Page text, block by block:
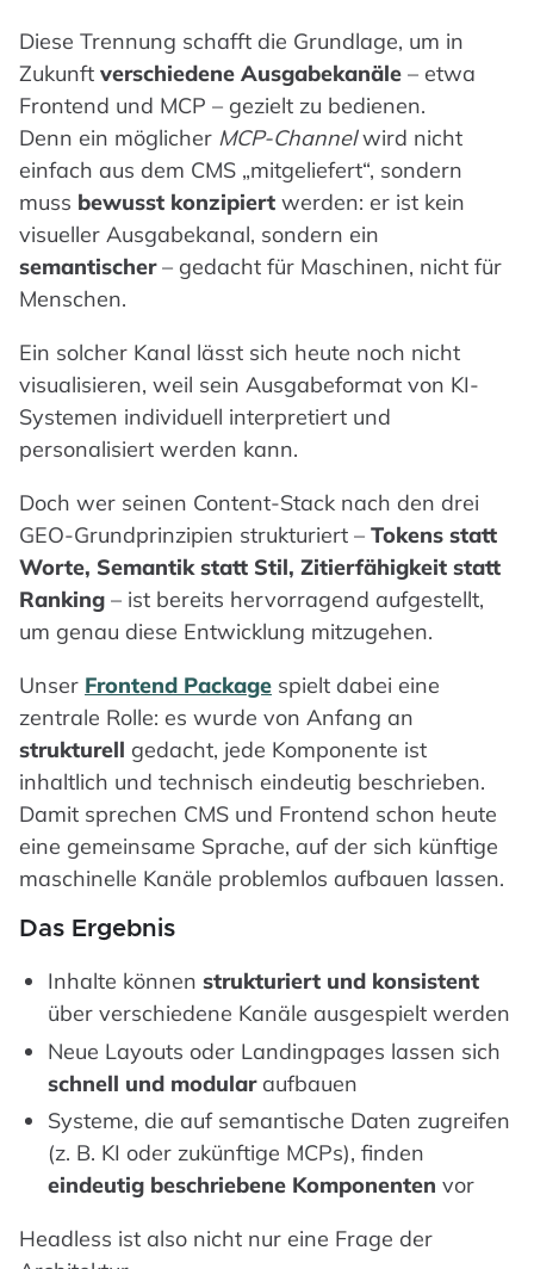
Diese Trennung schafft die Grundlage, um in
Zukunft verschiedene Ausgabekanäle – etwa
Frontend und MCP – gezielt zu bedienen.
Denn ein möglicher MCP-Channelwird nicht
einfach aus dem CMS „mitgeliefert“, sondern
muss bewusst konzipiert werden: er ist kein
visueller Ausgabekanal, sondern ein
semantischer– gedacht für Maschinen, nicht für
Menschen.
Ein solcher Kanal lässt sich heute noch nicht
visualisieren, weil sein Ausgabeformat von KI-
Systemen individuell interpretiert und
personalisiert werden kann.
Doch wer seinen Content-Stack nach den drei
GEO-Grundprinzipien strukturiert – Tokens statt
Worte, Semantik statt Stil, Zitierfähigkeit statt
Ranking – ist bereits hervorragend aufgestellt,
um genau diese Entwicklung mitzugehen.
Unser Frontend Package spielt dabei eine
zentrale Rolle: es wurde von Anfang an
strukturell gedacht, jede Komponente ist
inhaltlich und technisch eindeutig beschrieben.
Damit sprechen CMS und Frontend schon heute
eine gemeinsame Sprache, auf der sich künftige
maschinelle Kanäle problemlos aufbauen lassen.
Das Ergebnis
Inhalte können strukturiert und konsistent
über verschiedene Kanäle ausgespielt werden
Neue Layouts oder Landingpages lassen sich
schnell und modularaufbauen
Systeme, die auf semantische Daten zugreifen
(z. B. KI oder zukünftige MCPs), finden
eindeutig beschriebene Komponenten vor
Headless ist also nicht nur eine Frage der